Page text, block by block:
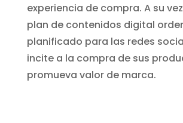
experiencia de compra. A su
plan de contenidos digital
planificado para las redes
incite a la compra de sus
promueva valor de marca.